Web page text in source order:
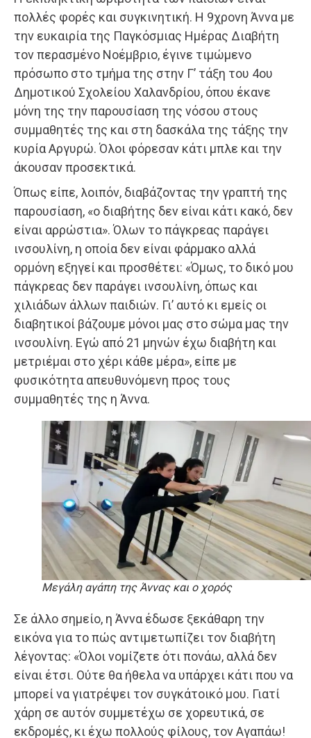
πολλές φορές και συγκινητική. Η 9χρονη Άννα με
την ευκαιρία της Παγκόσμιας Ημέρας Διαβήτη
τον περασμένο Νοέμβριο, έγινε τιμώμενο
πρόσωπο στο τμήμα της στην Γ’ τάξη του 4ου
Δημοτικού Σχολείου Χαλανδρίου, όπου έκανε
μόνη της την παρουσίαση της νόσου στους
συμμαθητές της και στη δασκάλα της τάξης την
κυρία Αργυρώ. Όλοι φόρεσαν κάτι μπλε και την
άκουσαν προσεκτικά.
Όπως είπε, λοιπόν, διαβάζοντας την γραπτή της
παρουσίαση, «ο διαβήτης δεν είναι κάτι κακό, δεν
είναι αρρώστια». Όλων το πάγκρεας παράγει
ινσουλίνη, η οποία δεν είναι φάρμακο αλλά
ορμόνη εξηγεί και προσθέτει: «Όμως, το δικό μου
πάγκρεας δεν παράγει ινσουλίνη, όπως και
χιλιάδων άλλων παιδιών. Γι’ αυτό κι εμείς οι
διαβητικοί βάζουμε μόνοι μας στο σώμα μας την
ινσουλίνη. Εγώ από 21 μηνών έχω διαβήτη και
μετριέμαι στο χέρι κάθε μέρα», είπε με
φυσικότητα απευθυνόμενη προς τους
συμμαθητές της η Άννα.
Μεγάλη αγάπη της Άννας και ο χορός
Σε άλλο σημείο, η Άννα έδωσε ξεκάθαρη την
εικόνα για το πώς αντιμετωπίζει τον διαβήτη
λέγοντας: «Όλοι νομίζετε ότι πονάω, αλλά δεν
είναι έτσι. Ούτε θα ήθελα να υπάρχει κάτι που να
μπορεί να γιατρέψει τον συγκάτοικό μου. Γιατί
χάρη σε αυτόν συμμετέχω σε χορευτικά, σε
εκδρομές, κι έχω πολλούς φίλους, τον Αγαπάω!